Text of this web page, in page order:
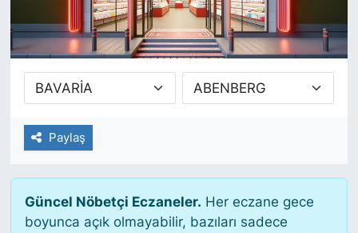
Paylaş
Güncel Nöbetçi Eczaneler. Her eczane gece
boyunca açık olmayabilir, bazıları sadece
SİYASET
SAĞLIK